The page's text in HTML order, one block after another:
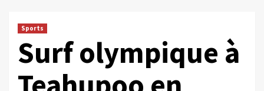
Sports
Surf olympique à